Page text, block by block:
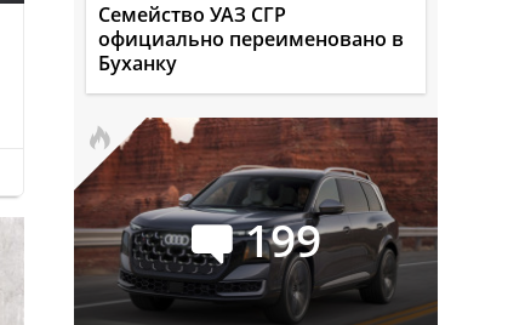
Семейство УАЗ СГР
официально переименовано в
Буханку
199